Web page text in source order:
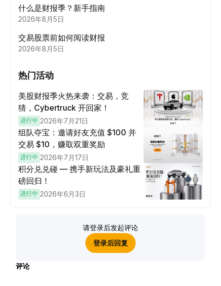
什么是财报季？新手指南
2026年8月5日
交易股票前如何阅读财报
2026年8月5日
热门活动
美股财报季火热来袭：交易，竞
猜，Cybertruck 开回家！
进行中 2026年7月21日
组队夺宝：邀请好友充值 $100 并
交易 $10，赚取双重奖励
进行中 2026年7月17日
积分兑兑碰 — 携手新玩法及豪礼重
磅回归！
进行中 2026年6月3日
请登录后发起评论
登录后回复
评论